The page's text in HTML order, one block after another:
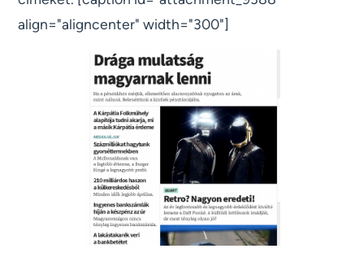
align="aligncenter" width="300"]